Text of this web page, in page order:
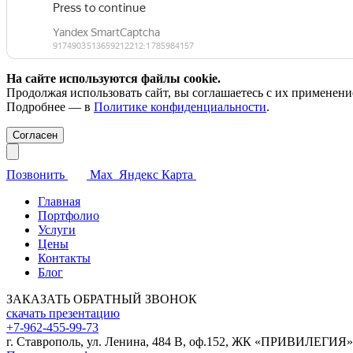
На сайте используются файлы cookie.
Продолжая использовать сайт, вы соглашаетесь с их
Подробнее — в Политике конфиденциальности.
Согласен
Позвонить Max Яндекс Карта
Главная
Портфолио
Услуги
Цены
Контакты
Блог
ЗАКАЗАТЬ ОБРАТНЫЙ ЗВОНОК
скачать презентацию
+7-962-455-99-73
г. Ставрополь, ул. Ленина, 484 В, оф.152, ЖК «ПРИВИЛЕГИЯ»